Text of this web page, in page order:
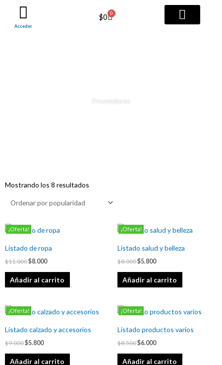
contenido
Acceder
$0 0
Cart
Proveedores
Mostrando los 8 resultados
¡Oferta!
Listado de ropa
$11.000
El
precio
era:
$11.000.
$8.000
precio
es:
$8.000.
Añadir al carrito
¡Oferta!
Listado salud y belleza
$8.000
El
precio
era:
$8.000.
$5.800
El
precio
es:
$5.800.
Añadir al carrito
¡Oferta!
Listado calzado y accesorios
$9.000
El
precio
era:
$9.000.
$5.800
El
precio
es:
$5.800.
Añadir al carrito
¡Oferta!
Listado productos varios
$8.500
El
precio
era:
$8.500.
$6.000
precio
es:
$6.000.
Añadir al carrito